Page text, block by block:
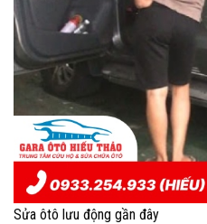
Sửa ôtô lưu động gần đây